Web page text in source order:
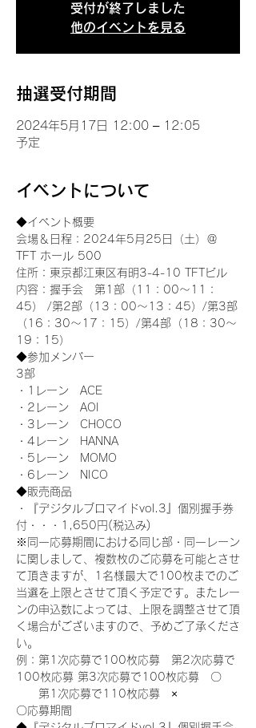
受付が終了しました
他のイベントを見る
抽選受付期間
2024年5月17日 12:00 – 12:05
予定
イベントについて
◆イベント概要
会場＆日程：2024年5月25日（土）＠
TFT ホール 500
住所：東京都江東区有明3-4-10 TFTビル
内容：握手会　第1部（11：00～11：
45） /第2部（13：00～13：45）/第3部
（16：30～17：15）/第4部（18：30～
19：15）
◆参加メンバー
3部
・1レーン　ACE
・2レーン　AOI
・3レーン　CHOCO
・4レーン　HANNA
・5レーン　MOMO
・6レーン　NICO
◆販売商品
・『デジタルブロマイドvol.3』個別握手券
付・・・1,650円(税込み)
※同一応募期間における同じ部・同一レーン
に関しまして、複数枚のご応募を可能とさせ
て頂きますが、1名様最大で100枚までのご
当選を上限とさせて頂く予定です。またレー
ンの申込数によっては、上限を調整させて頂
く場合がございますので、予めご了承くださ
い。
例：第1次応募で100枚応募　第2次応募で
100枚応募 第3次応募で100枚応募　〇
第1次応募で110枚応募　×
〇応募期間